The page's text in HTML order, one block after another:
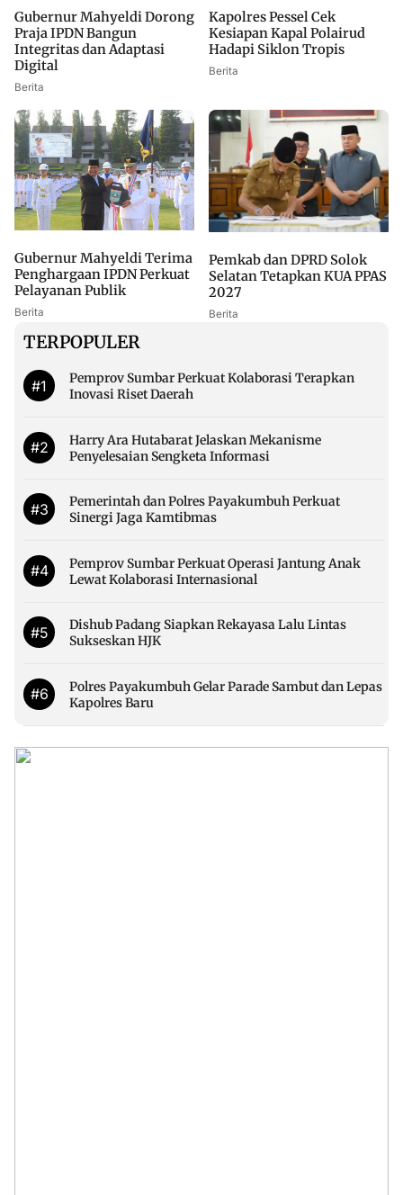
Gubernur Mahyeldi Dorong
Praja IPDN Bangun
Integritas dan Adaptasi
Digital
Berita
Kapolres Pessel Cek
Kesiapan Kapal Polairud
Hadapi Siklon Tropis
Berita
Gubernur Mahyeldi Terima
Penghargaan IPDN Perkuat
Pelayanan Publik
Berita
Pemkab dan DPRD Solok
Selatan Tetapkan KUA PPAS
2027
Berita
TERPOPULER
#1
Pemprov Sumbar Perkuat Kolaborasi Terapkan
Inovasi Riset Daerah
#2
Harry Ara Hutabarat Jelaskan Mekanisme
Penyelesaian Sengketa Informasi
#3
Pemerintah dan Polres Payakumbuh Perkuat
Sinergi Jaga Kamtibmas
#4
Pemprov Sumbar Perkuat Operasi Jantung Anak
Lewat Kolaborasi Internasional
#5
Dishub Padang Siapkan Rekayasa Lalu Lintas
Sukseskan HJK
#6
Polres Payakumbuh Gelar Parade Sambut dan Lepas
Kapolres Baru